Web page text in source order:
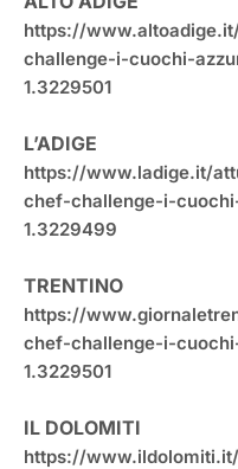
https://
challenge-i-cuochi-
1.3229501
L’ADIGE
https://www.ladige.it/
chef-challenge-i-
1.3229499
TRENTINO
https://
chef-challenge-i-
1.3229501
IL DOLOMITI
https://